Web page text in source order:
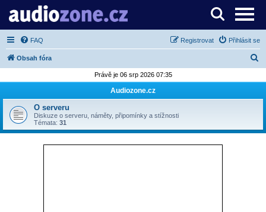
Server o digitálním zpracování zvuku
FAQ Přihlásit se
Registrovat
Obsah fóra
d
t
Právě je 06 srp 2026 07:35
Audiozone.cz
O serveru
Diskuze o serveru, náměty, připomínky a stížnosti
Témata: 31